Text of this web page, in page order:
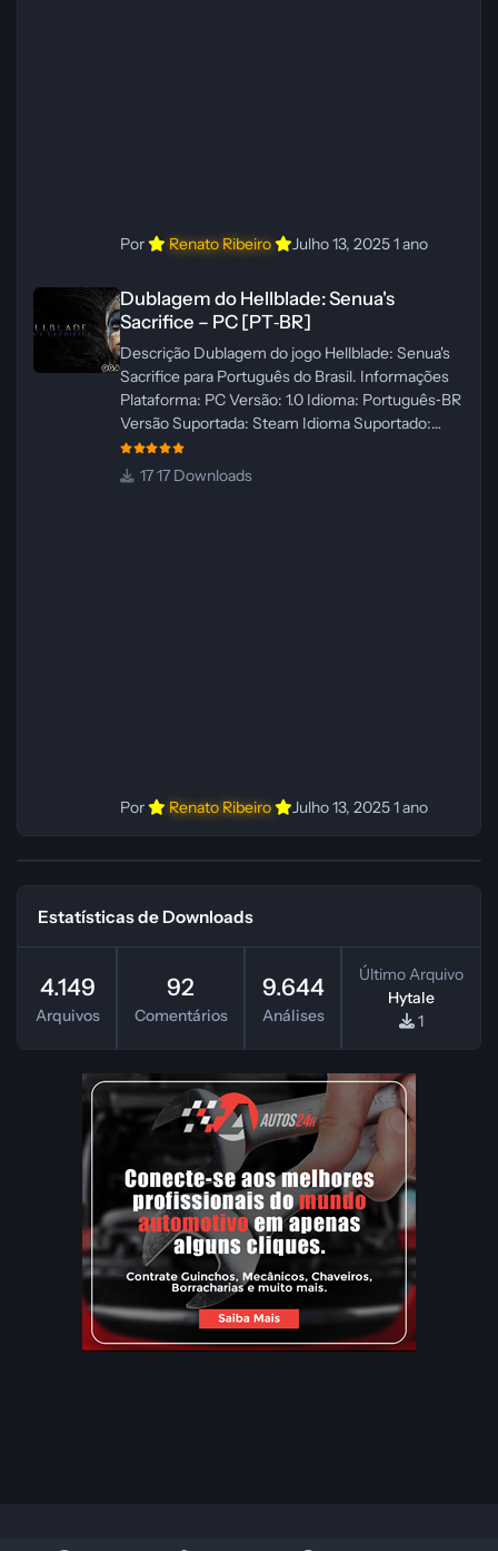
Por Renato Ribeiro Julho 13, 20251 ano
Dublagem do Hellblade: Senua's
Sacrifice – PC [PT‑BR]
Descrição Dublagem do jogo Hellblade: Senua's
Sacrifice para Português do Brasil. Informações
Plataforma: PC Versão: 1.0 Idioma: Português‑BR
Versão Suportada: Steam Idioma Suportado:
Inglês Lançamento: 26/01/2025 Tamanho: 110 MB
Créditos — Central de Traduções
17 Downloads
Por Renato Ribeiro Julho 13, 20251 ano
Estatísticas de Downloads
4.149
Arquivos
92
Comentários
9.644
Análises
Último Arquivo
Hytale
1